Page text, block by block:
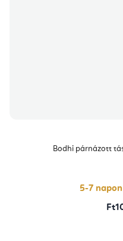
Bodhi párnázott
5-7